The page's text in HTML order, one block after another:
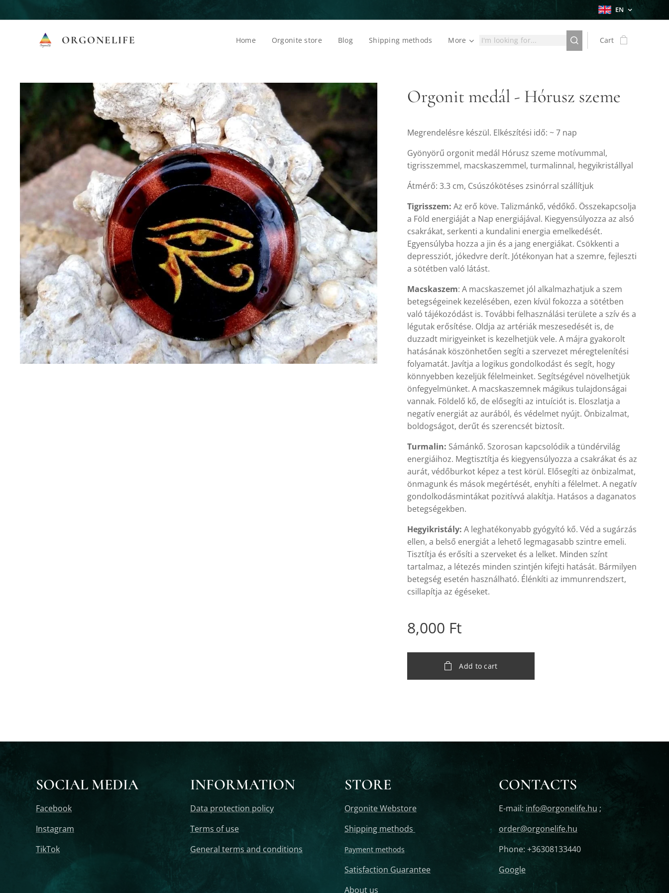
EN
ORGONELIFE Home Orgonite store Blog Shipping methods More Cart
Orgonit medál - Hórusz szeme
Megrendelésre készül. Elkészítési idő: ~ 7 nap
Gyönyörű orgonit medál Hórusz szeme motívummal,
tigrisszemmel, macskaszemmel, turmalinnal, hegyikristállyal
Átmérő: 3.3 cm, Csúszókötéses zsinórral szállítjuk
Tigrisszem:Az erő köve. Talizmánkő, védőkő. Összekapcsolja
a Föld energiáját a Nap energiájával. Kiegyensúlyozza az alsó
csakrákat, serkenti a kundalini energia emelkedését.
Egyensúlyba hozza a jin és a jang energiákat. Csökkenti a
depressziót, jókedvre derít. Jótékonyan hat a szemre, fejleszti
a sötétben való látást.
Macskaszem: A macskaszemet jól alkalmazhatjuk a szem
betegségeinek kezelésében, ezen kívül fokozza a sötétben
való tájékozódást is. További felhasználási területe a szív és a
légutak erősítése. Oldja az artériák meszesedését is, de
duzzadt mirigyeinket is kezelhetjük vele. A májra gyakorolt
hatásának köszönhetően segíti a szervezet méregtelenítési
folyamatát. Javítja a logikus gondolkodást és segít, hogy
könnyebben kezeljük félelmeinket. Segítségével növelhetjük
önfegyelmünket. A macskaszemnek mágikus tulajdonságai
vannak. Földelő kő, de elősegíti az intuíciót is. Eloszlatja a
negatív energiát az aurából, és védelmet nyújt. Önbizalmat,
boldogságot, derűt és szerencsét biztosít.
Turmalin: Sámánkő. Szorosan kapcsolódik a tündérvilág
energiáihoz. Megtisztítja és kiegyensúlyozza a csakrákat és az
aurát, védőburkot képez a test körül. Elősegíti az önbizalmat,
önmagunk és mások megértését, enyhíti a félelmet. A negatív
gondolkodásmintákat pozitívvá alakítja. Hatásos a daganatos
betegségekben.
Hegyikristály: A leghatékonyabb gyógyító kő. Véd a sugárzás
ellen, a belső energiát a lehető legmagasabb szintre emeli.
Tisztítja és erősíti a szerveket és a lelket. Minden színt
tartalmaz, a létezés minden szintjén kifejti hatását. Bármilyen
betegség esetén használható. Élénkíti az immunrendszert,
csillapítja az égéseket.
8,000 Ft
Add to cart
SOCIAL MEDIA
Facebook
Instagram
TikTok
INFORMATION
Data protection policy
Terms of use
General terms and conditions
STORE
Orgonite Webstore
Shipping methods
Payment methods
Satisfaction Guarantee
About us
CONTACTS
E-mail: info@orgonelife.hu ;
order@orgonelife.hu
Phone: +36308133440
Google